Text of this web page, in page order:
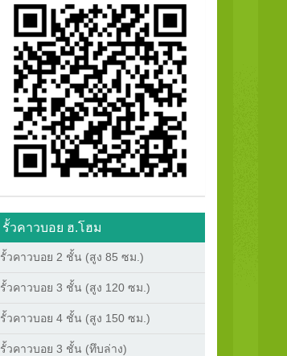
รั้วคาวบอย ฮ.โฮม
รั้วคาวบอย 2 ชั้น (สูง 85 ซม.)
รั้วคาวบอย 3 ชั้น (สูง 120 ซม.)
รั้วคาวบอย 4 ชั้น (สูง 150 ซม.)
รั้วคาวบอย 3 ชั้น (ทึบล่าง)